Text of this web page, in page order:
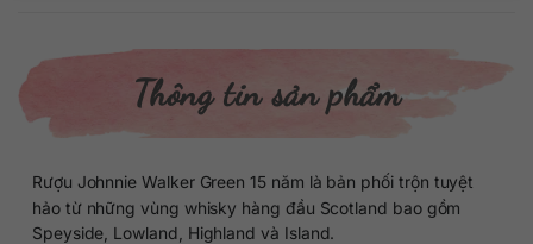
Thông tin sản phẩm
Rượu Johnnie Walker Green 15 năm là bản phối trộn tuyệt
hảo từ những vùng whisky hàng đầu Scotland bao gồm
Speyside, Lowland, Highland và Island.